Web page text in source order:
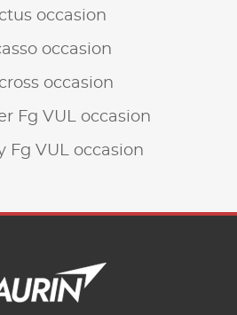
occasion
occasion
occasion
Fg VUL occasion
Fg VUL occasion